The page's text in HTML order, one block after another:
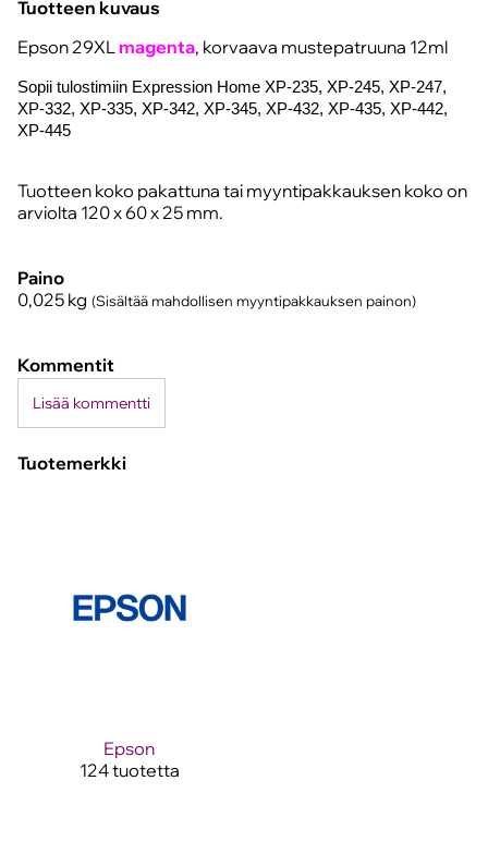
Tuotteen kuvaus
Epson 29XL magenta, korvaava mustepatruuna 12ml
Sopii tulostimiin Expression Home XP-235, XP-245, XP-247,
XP-332, XP-335, XP-342, XP-345, XP-432, XP-435, XP-442,
XP-445
Tuotteen koko pakattuna tai myyntipakkauksen koko on
arviolta 120 x 60 x 25 mm.
Paino
0,025 kg (Sisältää mahdollisen myyntipakkauksen painon)
Kommentit
Lisää kommentti
Tuotemerkki
Epson
124 tuotetta